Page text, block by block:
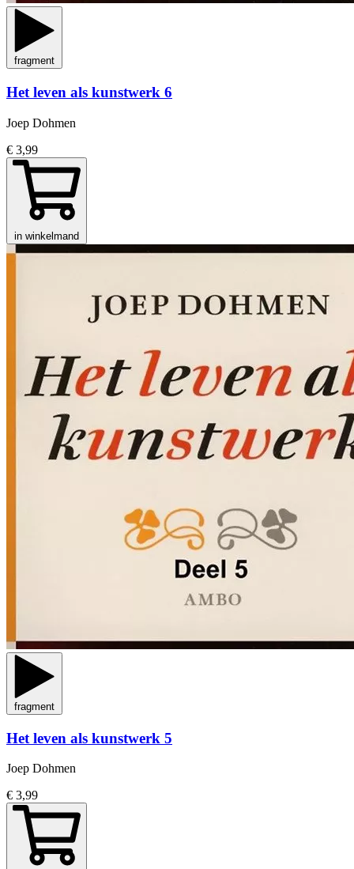
fragment
Het leven als kunstwerk 6
Joep Dohmen
€ 3,99
in winkelmand
fragment
Het leven als kunstwerk 5
Joep Dohmen
€ 3,99